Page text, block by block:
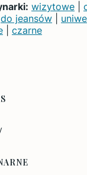
wizytowe
do jeansów
czarne